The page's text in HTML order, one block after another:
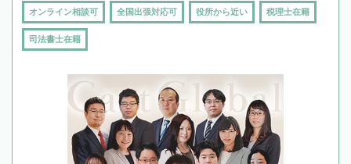
オンライン相談可 全国出張対応可 役所から近い 税理士在籍
司法書士在籍